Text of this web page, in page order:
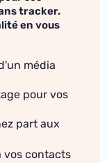
tracker.
en vous
média
pour vos
part aux
vos contacts